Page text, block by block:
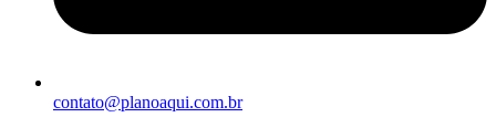
contato@planoaqui.com.br